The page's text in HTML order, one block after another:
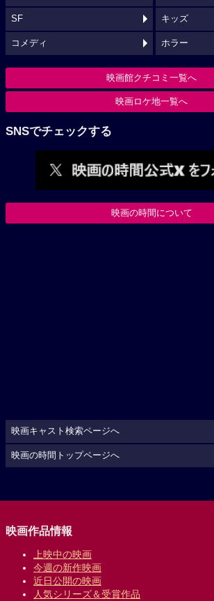
SF キッズ
コメディ ホラー
映画館クチコミ一覧へ
映画ロケ地一覧へ
SNSでチェックする
映画の時間について
映画キャスト検索ページへ
映画の時間トップページへ
映画作品情報
上映中の映画
今週の新作映画
近日公開の映画
人気シリーズ＆受賞作品